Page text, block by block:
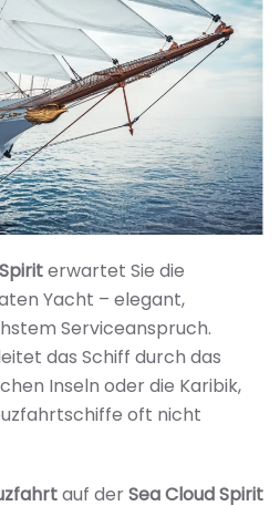
erwartet Sie die
Yacht – elegant,
Serviceanspruch.
das Schiff durch das
Inseln oder die Karibik,
oft nicht
auf derSea Cloud Spirit